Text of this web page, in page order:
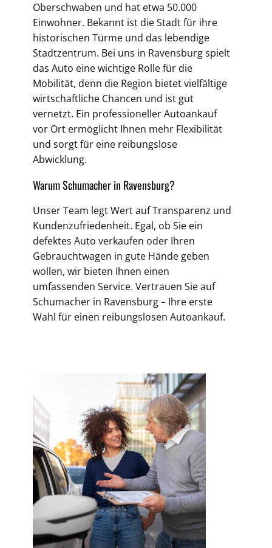
Oberschwaben und hat etwa 50.000
Einwohner. Bekannt ist die Stadt für ihre
historischen Türme und das lebendige
Stadtzentrum. Bei uns in Ravensburg spielt
das Auto eine wichtige Rolle für die
Mobilität, denn die Region bietet vielfältige
wirtschaftliche Chancen und ist gut
vernetzt. Ein professioneller Autoankauf
vor Ort ermöglicht Ihnen mehr Flexibilität
und sorgt für eine reibungslose
Abwicklung.
Warum Schumacher in Ravensburg?
Unser Team legt Wert auf Transparenz und
Kundenzufriedenheit. Egal, ob Sie ein
defektes Auto verkaufen oder Ihren
Gebrauchtwagen in gute Hände geben
wollen, wir bieten Ihnen einen
umfassenden Service. Vertrauen Sie auf
Schumacher in Ravensburg – Ihre erste
Wahl für einen reibungslosen Autoankauf.